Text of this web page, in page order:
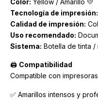
Tecnología de impresión:
Calidad de impresión:
Uso recomendado:
Sistema: Botella de tinta /
🖨️ Compatibilidad
Compatible con
✅ Amarillos intensos y